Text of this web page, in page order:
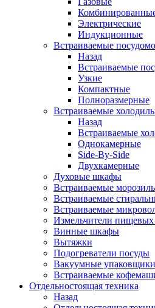
Электрические
Индукционные
Встраиваемые
Назад
Встраиваемые
Узкие
Компактные
Полноразмерные
Встраиваемые
Назад
Встраиваемые
Однокамерные
Side-By-Side
Двухкамерные
Духовые шкафы
Встраиваемые
Встраиваемые
Встраиваемые
Измельчители пищевых
Винные шкафы
Вытяжки
Подогреватели посуды
Вакуумные упаковщики
Встраиваемые
Отдельностоящая техника
Назад